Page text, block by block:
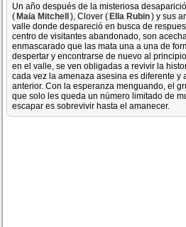
Un año después de la misteriosa
(Maia Mitchell), Clover (Ella Rubin) y sus
valle donde despareció en busca de
centro de visitantes abandonado, son
enmascarado que las mata una a una de
despertar y encontrarse de nuevo al
en el valle, se ven obligadas a revivir la
cada vez la amenaza asesina es diferente y
anterior. Con la esperanza menguando, el
que solo les queda un número limitado de
escapar es sobrevivir hasta el amanecer.